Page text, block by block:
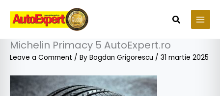
content
Search
Michelin Primacy 5 AutoExpert.ro
Leave a Comment / By Bogdan Grigorescu / 31 martie 2025